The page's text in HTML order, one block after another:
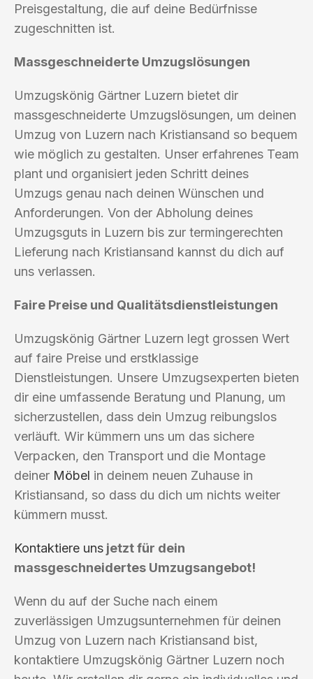
Preisgestaltung, die auf deine Bedürfnisse
zugeschnitten ist.
Massgeschneiderte Umzugslösungen
Umzugskönig Gärtner Luzern bietet dir
massgeschneiderte Umzugslösungen, um deinen
Umzug von Luzern nach Kristiansand so bequem
wie möglich zu gestalten. Unser erfahrenes Team
plant und organisiert jeden Schritt deines
Umzugs genau nach deinen Wünschen und
Anforderungen. Von der Abholung deines
Umzugsguts in Luzern bis zur termingerechten
Lieferung nach Kristiansand kannst du dich auf
uns verlassen.
Faire Preise und Qualitätsdienstleistungen
Umzugskönig Gärtner Luzern legt grossen Wert
auf faire Preise und erstklassige
Dienstleistungen. Unsere Umzugsexperten bieten
dir eine umfassende Beratung und Planung, um
sicherzustellen, dass dein Umzug reibungslos
verläuft. Wir kümmern uns um das sichere
Verpacken, den Transport und die Montage
deiner Möbel in deinem neuen Zuhause in
Kristiansand, so dass du dich um nichts weiter
kümmern musst.
Kontaktiere uns jetzt für dein
massgeschneidertes Umzugsangebot!
Wenn du auf der Suche nach einem
zuverlässigen Umzugsunternehmen für deinen
Umzug von Luzern nach Kristiansand bist,
kontaktiere Umzugskönig Gärtner Luzern noch